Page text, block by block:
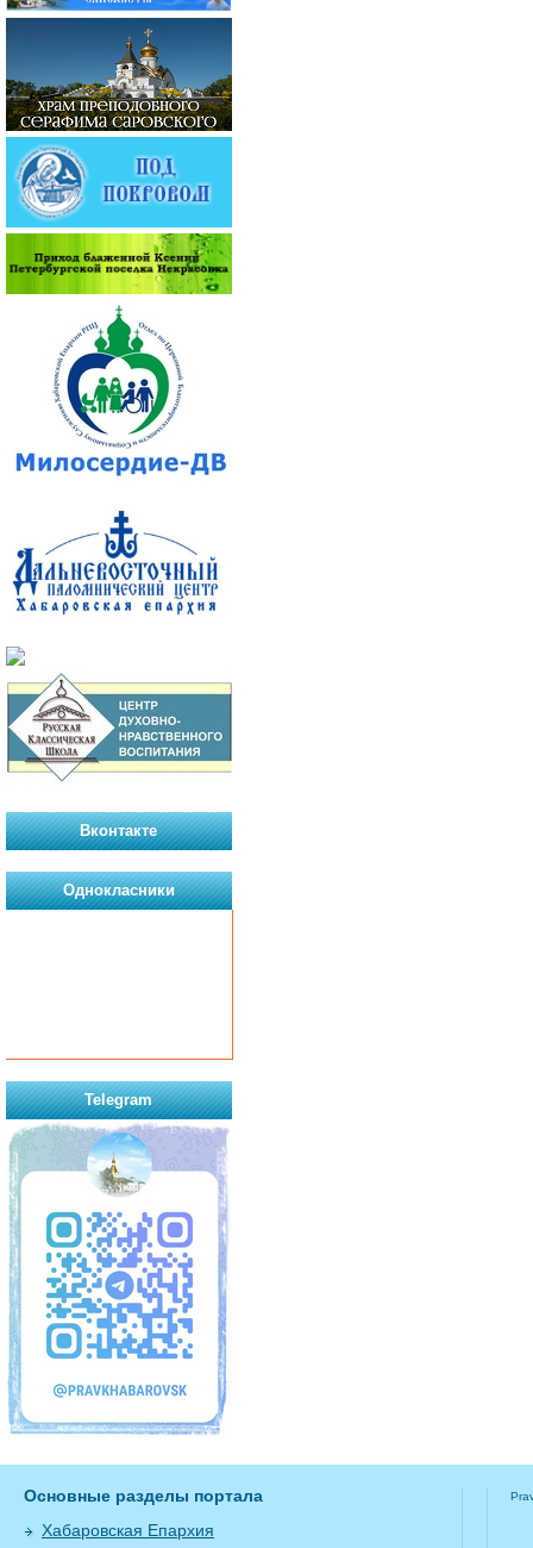
Вконтакте
Однокласники
Telegram
Основные разделы портала
Хабаровская Епархия